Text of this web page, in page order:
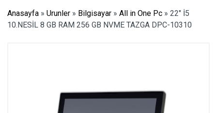
Anasayfa » Urunler » Bilgisayar » All in One Pc » 22″ İ5
10.NESİL 8 GB RAM 256 GB NVME TAZGA DPC-10310